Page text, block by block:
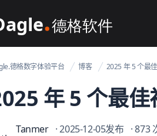
数字体验管理
德格数字体验平台 博客 2025 年 5 个最
年 5 个最
Tanmer · 2025-12-05发布 · 873